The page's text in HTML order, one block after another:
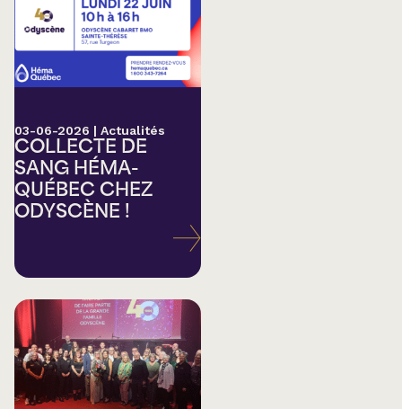
03-06-2026 | Actualités
COLLECTE DE
SANG HÉMA-
QUÉBEC CHEZ
ODYSCÈNE !